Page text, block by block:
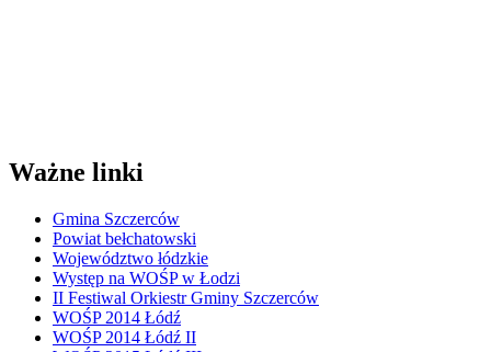
Ważne linki
Gmina Szczerców
Powiat bełchatowski
Województwo łódzkie
Występ na WOŚP w Łodzi
II Festiwal Orkiestr Gminy Szczerców
WOŚP 2014 Łódź
WOŚP 2014 Łódź II